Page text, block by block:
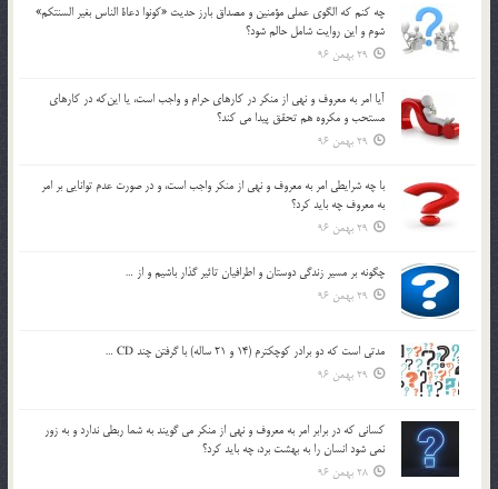
چه كنم كه الگوي عملي مؤمنين و مصداق بارز حديث «كونوا دعاة الناس بغير السنتكم»
شوم و اين روايت شامل حالم شود؟
29 بهمن 96
آيا امر به معروف و نهي از منكر در كارهاي حرام و واجب است، يا اين‌كه در كارهاي
مستحب و مكروه هم تحقق پيدا مي كند؟
29 بهمن 96
با چه شرايطي امر به معروف و نهي از منکر واجب است، و در صورت عدم توانايي بر امر
به معروف چه بايد کرد؟
29 بهمن 96
چگونه بر مسير زندگي دوستان و اطرافيان تاثير گذار باشيم و از …
29 بهمن 96
مدتي است كه دو برادر كوچكترم (14 و 21 ساله) با گرفتن چند CD …
29 بهمن 96
كساني كه در برابر امر به معروف و نهي از منكر مي گويند به شما ربطي ندارد و به زور
نمي شود انسان را به بهشت برد، چه بايد كرد؟
28 بهمن 96